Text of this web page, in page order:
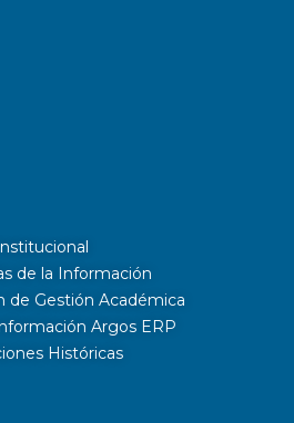
de la Información
de Gestión Académica
Argos ERP
Históricas